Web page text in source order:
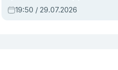
qahramon — Ukraina
armiyasi bosh
19:50 / 29.07.2026